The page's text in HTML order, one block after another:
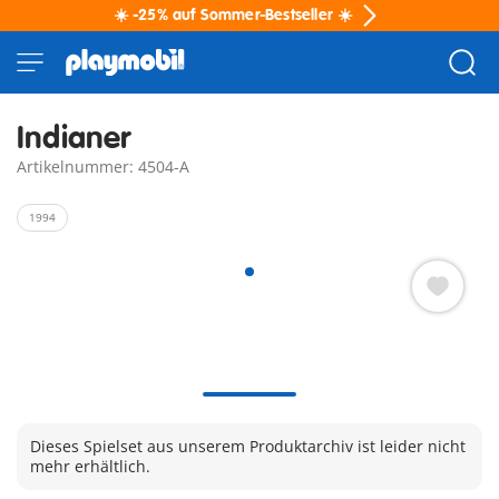
☀️ -25% auf Sommer-Bestseller ☀️
Indianer
Artikelnummer: 4504-A
1994
Dieses Spielset aus unserem Produktarchiv ist leider nicht
mehr erhältlich.